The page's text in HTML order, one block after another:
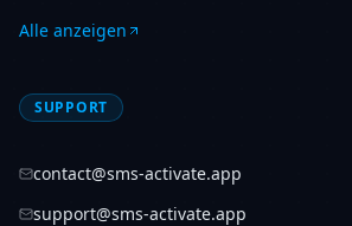
Alle anzeigen
SUPPORT
contact@sms-activate.app
support@sms-activate.app